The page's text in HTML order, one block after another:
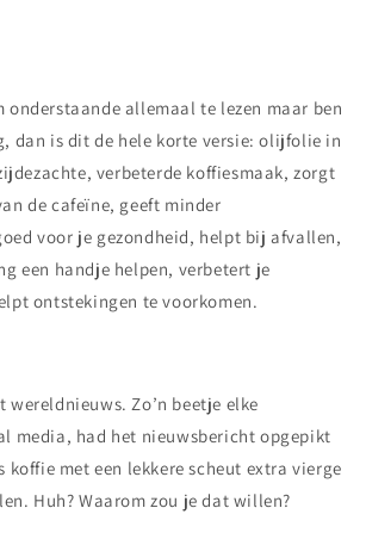
onderstaande allemaal te lezen maar ben
dan is dit de hele korte versie: olijfolie in
verbeterde koffiesmaak, zorgt
de cafeïne, geeft minder
voor je gezondheid, helpt bij afvallen,
een handje helpen, verbetert je
ontstekingen te voorkomen.
wereldnieuws. Zo’n beetje elke
media, had het nieuwsbericht opgepikt
met een lekkere scheut extra vierge
Huh? Waarom zou je dat willen?